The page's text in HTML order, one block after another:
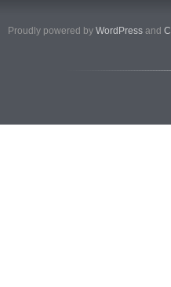
Proudly powered by WordPress and